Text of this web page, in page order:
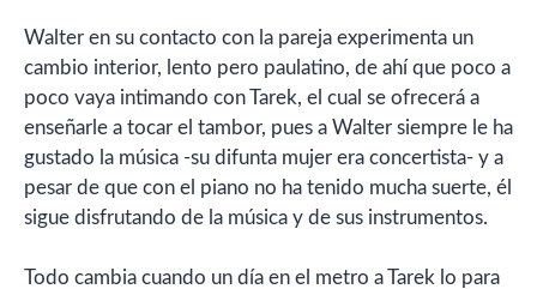
Walter en su contacto con la pareja experimenta un
cambio interior, lento pero paulatino, de ahí que poco a
poco vaya intimando con Tarek, el cual se ofrecerá a
enseñarle a tocar el tambor, pues a Walter siempre le ha
gustado la música -su difunta mujer era concertista- y a
pesar de que con el piano no ha tenido mucha suerte, él
sigue disfrutando de la música y de sus instrumentos.
Todo cambia cuando un día en el metro a Tarek lo para